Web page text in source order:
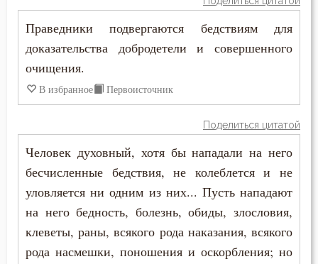
Ярость
Праведники подвергаются бедствиям для
доказательства добродетели и совершенного
очищения.
В избранное Первоисточник
Поделиться цитатой
Человек духовный, хотя бы нападали на него
бесчисленные бедствия, не колеблется и не
уловляется ни одним из них... Пусть нападают
на него бедность, болезнь, обиды, злословия,
клеветы, раны, всякого рода наказания, всякого
рода насмешки, поношения и оскорбления; но